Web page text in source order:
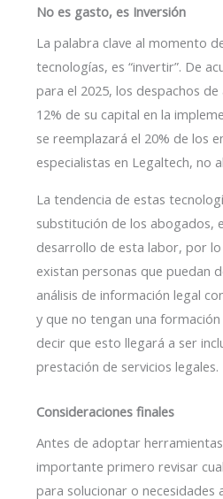
No es gasto, es Inversión
La palabra clave al momento
tecnologías, es “invertir”. De
para el 2025, los despachos
12% de su capital en la
se reemplazará el 20% de los
especialistas en Legaltech, no
La tendencia de estas
substitución de los abogados,
desarrollo de esta labor, por
existan personas que puedan
análisis de información legal
y que no tengan una
decir que esto llegará a ser
prestación de servicios legales.
Consideraciones finales
Antes de adoptar
importante primero revisar
para solucionar o necesidades